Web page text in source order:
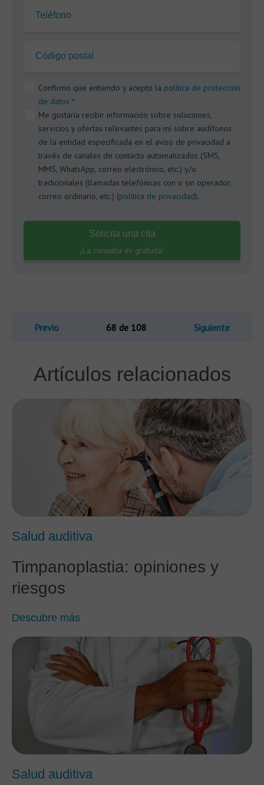
Teléfono
Código postal
Confirmo que entiendo y acepto la política de protección
de datos *
Me gustaría recibir información sobre soluciones,
servicios y ofertas relevantes para mí sobre audífonos
de la entidad especificada en el aviso de privacidad a
través de canales de contacto automatizados (SMS,
MMS, WhatsApp, correo electrónico, etc.) y/o
tradicionales (llamadas telefónicas con o sin operador,
correo ordinario, etc.) (política de privacidad).
Solicita una cita
¡La consulta es gratuita!
Previo 68 de 108 Siguiente
Artículos relacionados
Salud auditiva
Timpanoplastia: opiniones y
riesgos
Descubre más
Salud auditiva